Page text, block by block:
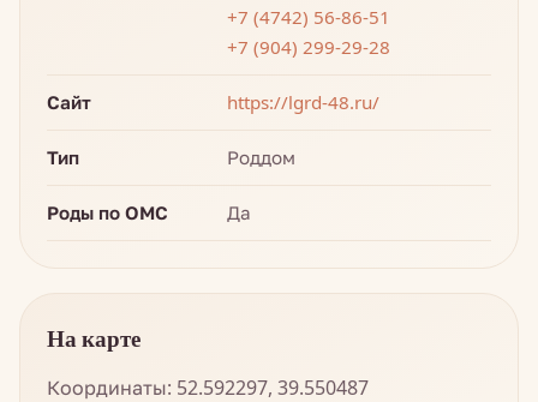
+7 (4742) 56-86-51
+7 (904) 299-29-28
Сайт https://lgrd-48.ru/
Тип Роддом
Роды по ОМС Да
На карте
Координаты: 52.592297, 39.550487